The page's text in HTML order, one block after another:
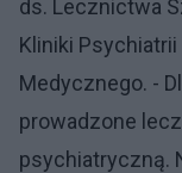
ds. Lecznictwa
Kliniki
Medycznego. -
prowadzone
psychiatryczną.